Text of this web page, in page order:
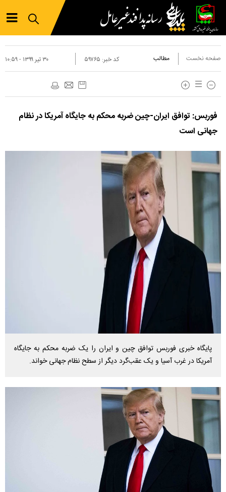
صفحه نخست مطالب ۳۰ تير ۱۳۹۹ - ۱۰:۵۹ کد خبر: ۵۹۷۶۵
فوربس: توافق ایران-چین ضربه محکم به جایگاه آمریکا در نظام
جهانی است
پایگاه خبری فوربس توافق چین و ایران را یک ضربه محکم به جایگاه
آمریکا در غرب آسیا و یک عقب‌گرد دیگر از سطح نظام جهانی خواند.